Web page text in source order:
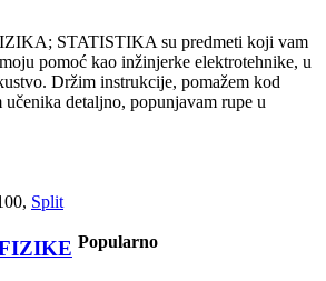
STATISTIKA su predmeti koji vam
pomoć kao inžinjerke elektrotehnike, u
Držim instrukcije, pomažem kod
detaljno, popunjavam rupe u
Split
Popularno